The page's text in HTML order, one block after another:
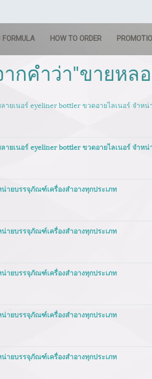
FORMULA HOW TO ORDER
กคำว่า"ขายหล
ยเนอร์ eyeliner bottler ขวดอายไลเนอร์ จำห
ยเนอร์ eyeliner bottler ขวดอายไลเนอร์ จำห
ยบรรจุภัณฑ์เครื่องสำอางทุกประเภท
ยบรรจุภัณฑ์เครื่องสำอางทุกประเภท
ยบรรจุภัณฑ์เครื่องสำอางทุกประเภท
ยบรรจุภัณฑ์เครื่องสำอางทุกประเภท
ยบรรจุภัณฑ์เครื่องสำอางทุกประเภท